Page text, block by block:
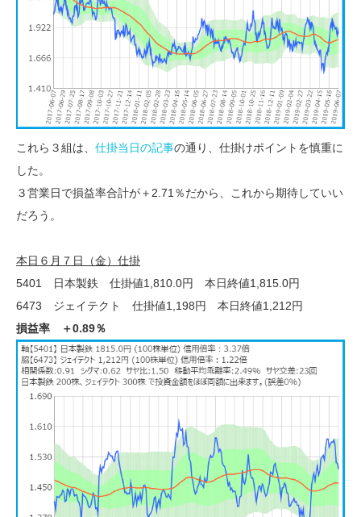
これら３組は、 仕掛当日の記事の通り、仕掛けポイントを慎重に
した。
３営業日で損益率合計が＋2.71％だから、これから期待していい
だろう。
本日６月７日（金）仕掛
5401 日本製鉄 仕掛値1,810.0円 本日終値1,815.0円
6473 ジェイテクト 仕掛値1,198円 本日終値1,212円
損益率 ＋0.89％